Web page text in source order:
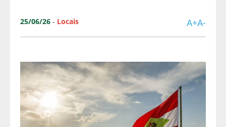
25/06/26 - Locais A+A-